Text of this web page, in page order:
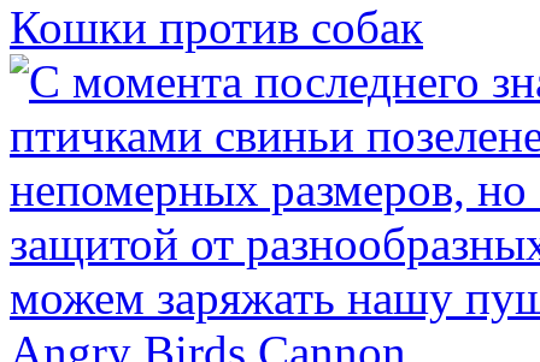
Кошки против собак